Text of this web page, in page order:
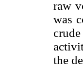
raw
was
the